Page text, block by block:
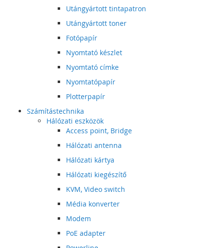
Utángyártott tintapatron
Utángyártott toner
Fotópapír
Nyomtató készlet
Nyomtató címke
Nyomtatópapír
Plotterpapír
Számítástechnika
Hálózati eszközök
Access point, Bridge
Hálózati antenna
Hálózati kártya
Hálózati kiegészítő
KVM, Video switch
Média konverter
Modem
PoE adapter